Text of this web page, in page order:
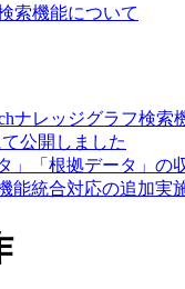
索機能について
ナレッジグラフ検索
公開しました
」「根拠データ」の
能統合対応の追加実